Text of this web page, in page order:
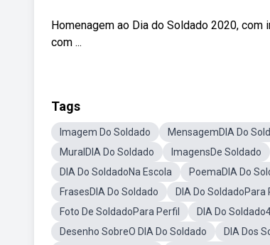
Homenagem ao Dia do Soldado 2020,
com ...
Tags
Imagem Do Soldado MensagemDIA Do
MuralDIA Do Soldado
ImagensDe Soldado
DIA Do SoldadoNa Escola
PoemaDIA Do
FrasesDIA Do Soldado
DIA Do SoldadoPara
Foto De SoldadoPara Perfil
DIA Do
Desenho SobreO DIA Do Soldado
DIA Dos